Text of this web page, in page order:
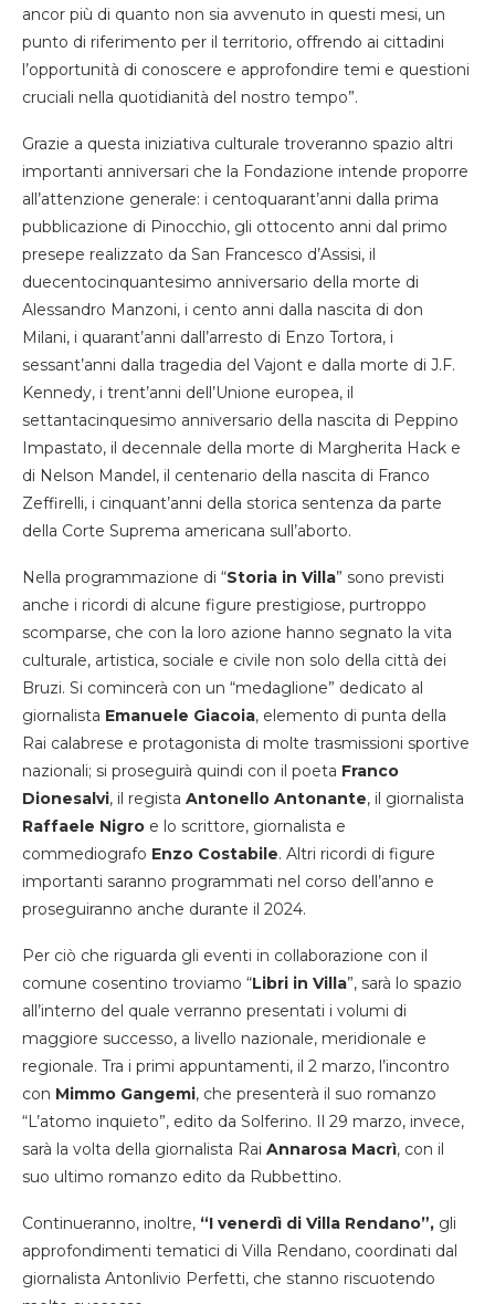
ancor più di quanto non sia avvenuto in questi mesi, un
punto di riferimento per il territorio, offrendo ai cittadini
l’opportunità di conoscere e approfondire temi e questioni
cruciali nella quotidianità del nostro tempo”.
Grazie a questa iniziativa culturale troveranno spazio altri
importanti anniversari che la Fondazione intende proporre
all’attenzione generale: i centoquarant’anni dalla prima
pubblicazione di Pinocchio, gli ottocento anni dal primo
presepe realizzato da San Francesco d’Assisi, il
duecentocinquantesimo anniversario della morte di
Alessandro Manzoni, i cento anni dalla nascita di don
Milani, i quarant’anni dall’arresto di Enzo Tortora, i
sessant’anni dalla tragedia del Vajont e dalla morte di J.F.
Kennedy, i trent’anni dell’Unione europea, il
settantacinquesimo anniversario della nascita di Peppino
Impastato, il decennale della morte di Margherita Hack e
di Nelson Mandel, il centenario della nascita di Franco
Zeffirelli, i cinquant’anni della storica sentenza da parte
della Corte Suprema americana sull’aborto.
Nella programmazione di “Storia in Villa” sono previsti
anche i ricordi di alcune figure prestigiose, purtroppo
scomparse, che con la loro azione hanno segnato la vita
culturale, artistica, sociale e civile non solo della città dei
Bruzi. Si comincerà con un “medaglione” dedicato al
giornalista Emanuele Giacoia, elemento di punta della
Rai calabrese e protagonista di molte trasmissioni sportive
nazionali; si proseguirà quindi con il poeta Franco
Dionesalvi, il regista Antonello Antonante, il giornalista
Raffaele Nigro e lo scrittore, giornalista e
commediografo Enzo Costabile. Altri ricordi di figure
importanti saranno programmati nel corso dell’anno e
proseguiranno anche durante il 2024.
Per ciò che riguarda gli eventi in collaborazione con il
comune cosentino troviamo “Libri in Villa”, sarà lo spazio
all’interno del quale verranno presentati i volumi di
maggiore successo, a livello nazionale, meridionale e
regionale. Tra i primi appuntamenti, il 2 marzo, l’incontro
con Mimmo Gangemi, che presenterà il suo romanzo
“L’atomo inquieto”, edito da Solferino. Il 29 marzo, invece,
sarà la volta della giornalista Rai Annarosa Macrì, con il
suo ultimo romanzo edito da Rubbettino.
Continueranno, inoltre, “I venerdì di Villa Rendano”, gli
approfondimenti tematici di Villa Rendano, coordinati dal
giornalista Antonlivio Perfetti, che stanno riscuotendo